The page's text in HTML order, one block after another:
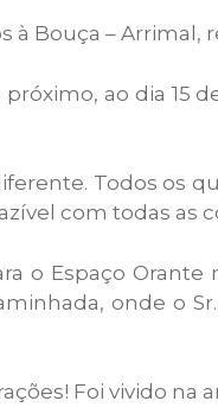
Bouça – Arrimal,
ao dia 15
Todos os
com todas as
Espaço Orante
onde o
Foi vivido na